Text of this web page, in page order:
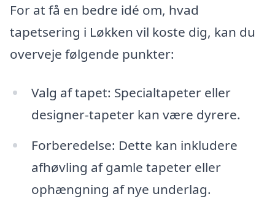
For at få en bedre idé om, hvad
tapetsering i Løkken vil koste dig, kan du
overveje følgende punkter:
Valg af tapet: Specialtapeter eller
designer-tapeter kan være dyrere.
Forberedelse: Dette kan inkludere
afhøvling af gamle tapeter eller
ophængning af nye underlag.